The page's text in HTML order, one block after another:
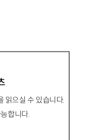
읽으실 수 있습니다.
합니다.
들리에』, 장
『가시고백』